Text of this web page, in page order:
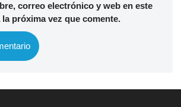
correo electrónico y web en este
próxima vez que comente.